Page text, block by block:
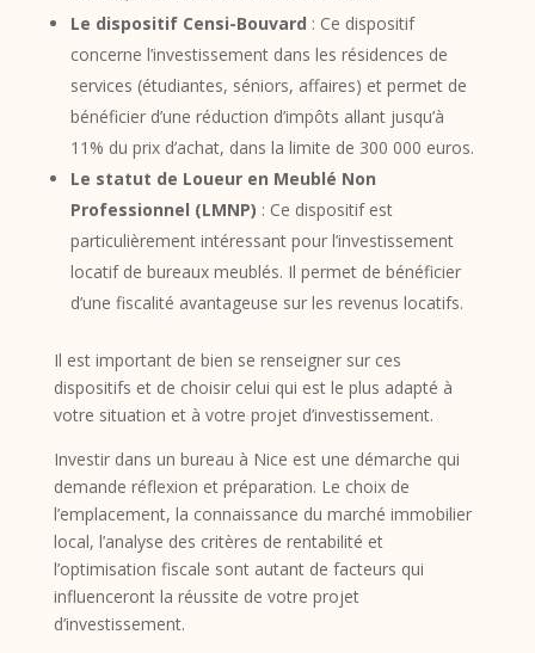
Le dispositif Censi-Bouvard : Ce dispositif
concerne l’investissement dans les résidences de
services (étudiantes, séniors, affaires) et permet de
bénéficier d’une réduction d’impôts allant jusqu’à
11% du prix d’achat, dans la limite de 300 000 euros.
Le statut de Loueur en Meublé Non
Professionnel (LMNP) : Ce dispositif est
particulièrement intéressant pour l’investissement
locatif de bureaux meublés. Il permet de bénéficier
d’une fiscalité avantageuse sur les revenus locatifs.
Il est important de bien se renseigner sur ces
dispositifs et de choisir celui qui est le plus adapté à
votre situation et à votre projet d’investissement.
Investir dans un bureau à Nice est une démarche qui
demande réflexion et préparation. Le choix de
l’emplacement, la connaissance du marché immobilier
local, l’analyse des critères de rentabilité et
l’optimisation fiscale sont autant de facteurs qui
influenceront la réussite de votre projet
d’investissement.